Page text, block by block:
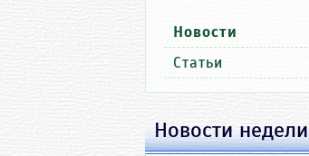
Новости
Статьи
Новости недели